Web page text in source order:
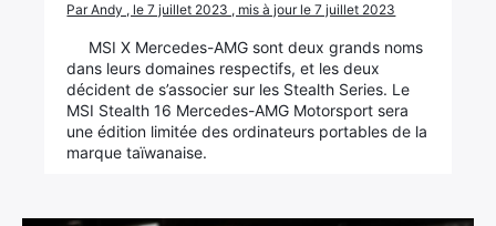
Par Andy , le 7 juillet 2023 , mis à jour le 7 juillet 2023
MSI X Mercedes-AMG sont deux grands noms
dans leurs domaines respectifs, et les deux
décident de s’associer sur les Stealth Series. Le
MSI Stealth 16 Mercedes-AMG Motorsport sera
une édition limitée des ordinateurs portables de la
marque taïwanaise.